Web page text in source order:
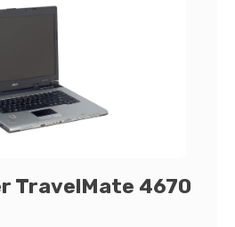
TravelMate 4670